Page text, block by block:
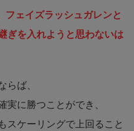
ェイズラッシュガレンと
ぎを入れようと思わないは
ば、
に勝つことができ、
スケーリングで上回ること